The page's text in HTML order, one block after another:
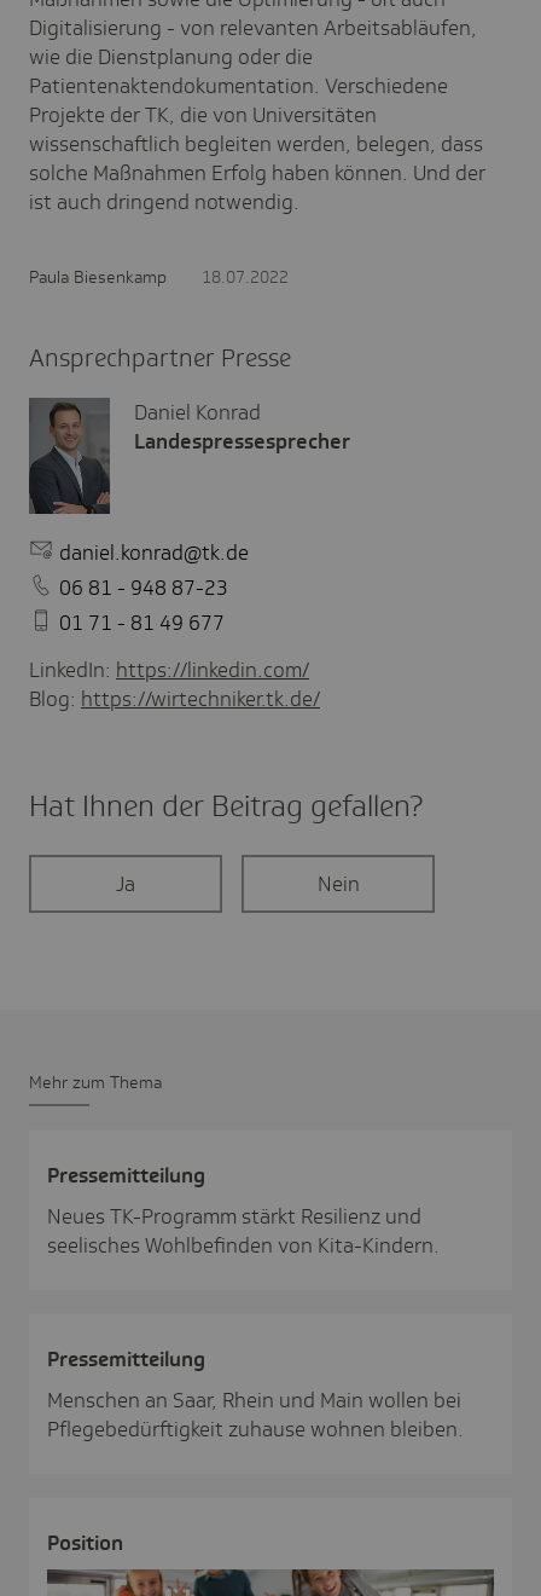
Digitalisierung - von relevanten Arbeitsabläufen,
wie die Dienstplanung oder die
Patientenaktendokumentation. Verschiedene
Projekte der TK, die von Universitäten
wissenschaftlich begleiten werden, belegen, dass
solche Maßnahmen Erfolg haben können. Und der
ist auch dringend notwendig.
Paula Biesenkamp 18.07.2022
Ansprechpartner Presse
Daniel Konrad
Landespressesprecher
daniel.konrad@tk.de
06 81 - 948 87-23
01 71 - 81 49 677
LinkedIn: https://linkedin.com/
Blog: https://wirtechniker.tk.de/
Hat Ihnen der Beitrag gefal­len?
Ja Nein
Mehr zum Thema
Pres­se­mit­tei­lung
Neues TK-Programm stärkt Resilienz und
seelisches Wohlbefinden von Kita-Kindern.
Pres­se­mit­tei­lung
Menschen an Saar, Rhein und Main wollen bei
Pflegebedürftigkeit zuhause wohnen bleiben.
Posi­tion